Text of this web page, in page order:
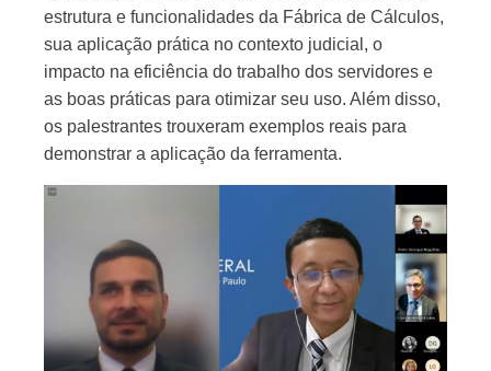
estrutura e funcionalidades da Fábrica de Cálculos,
sua aplicação prática no contexto judicial, o
impacto na eficiência do trabalho dos servidores e
as boas práticas para otimizar seu uso. Além disso,
os palestrantes trouxeram exemplos reais para
demonstrar a aplicação da ferramenta.